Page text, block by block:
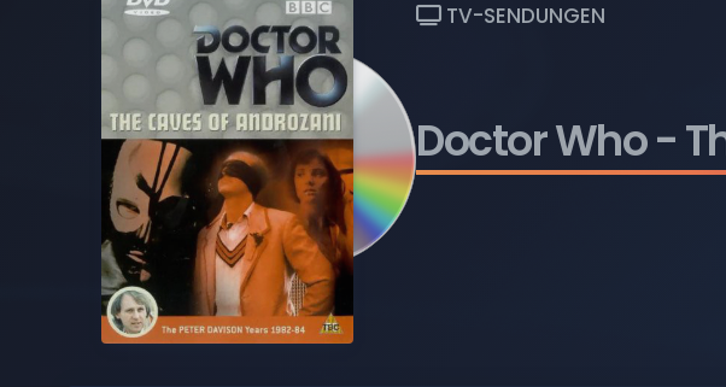
FILME
MUSIK-VIDEOS
TV-SENDUNGEN
WIEDERGABELISTEN
BLU-RAY DISCS
COMPACT DISCS
TV-SENDUNGEN
Doctor Who-